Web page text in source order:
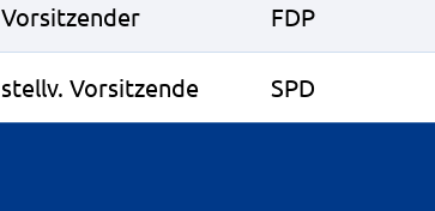
Vorsitzender FDP
stellv. Vorsitzende SPD